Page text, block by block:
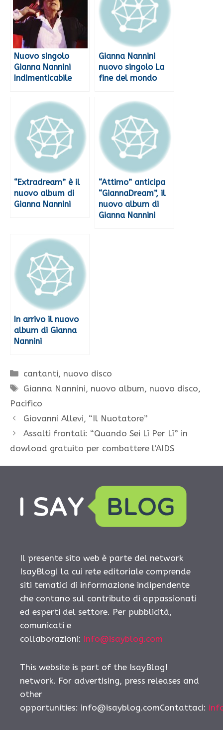
Nuovo singolo
Gianna Nannini
Indimenticabile
Gianna Nannini
nuovo singolo La
fine del mondo
“Extradream” è il
nuovo album di
Gianna Nannini
“Attimo” anticipa
“GiannaDream”, il
nuovo album di
Gianna Nannini
In arrivo il nuovo
album di Gianna
Nannini
Categorie
cantanti, nuovo disco
Tag
Gianna Nannini, nuovo album, nuovo disco,
Pacifico
Giovanni Allevi, “Il Nuotatore”
Assalti frontali: “Quando Sei Lì Per Lì” in
dowload gratuito per combattere l’AIDS
Il presente sito web è parte del network
IsayBlog! la cui rete editoriale comprende
siti tematici di informazione indipendente
che contano sul contributo di appassionati
ed esperti del settore. Per pubblicità,
comunicati e
collaborazioni: info@isayblog.com
This website is part of the IsayBlog!
network. For advertising, press releases and
other
opportunities: info@isayblog.comContattaci: